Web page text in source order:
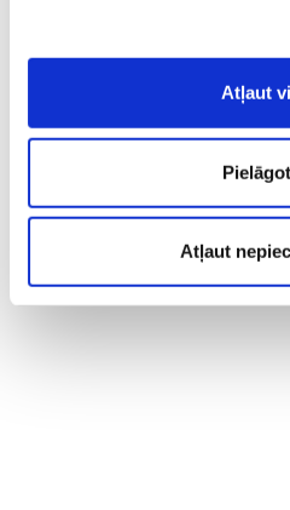
Vispārīgiem vietnes
noteikumiem(saīsināti -
Atļaut
Pielāgot
Atļaut